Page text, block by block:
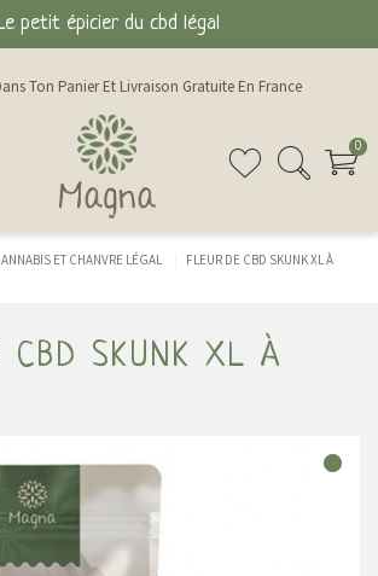
petit épicier du cbd légal
Ton Panier Et Livraison Gratuite En France
0
ET CHANVRE LÉGAL
FLEUR DE CBD SKUNK XL À
CBD SKUNK XL À